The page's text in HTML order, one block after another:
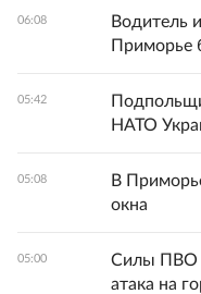
06:08
Водитель
Приморье
05:42
НАТО
05:08
В
окна
05:00
Силы ПВО
атака на